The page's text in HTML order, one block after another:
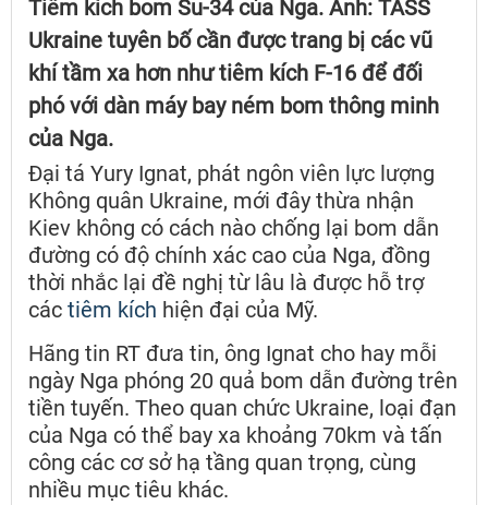
​​​​​​​Tiêm kích bom Su-34 của Nga. Ảnh: TASS
Ukraine tuyên bố cần được trang bị các vũ
khí tầm xa hơn như tiêm kích F-16 để đối
phó với dàn máy bay ném bom thông minh
của Nga.
Đại tá Yury Ignat, phát ngôn viên lực lượng
Không quân Ukraine, mới đây thừa nhận
Kiev không có cách nào chống lại bom dẫn
đường có độ chính xác cao của Nga, đồng
thời nhắc lại đề nghị từ lâu là được hỗ trợ
các tiêm kích hiện đại của Mỹ.
Hãng tin RT đưa tin, ông Ignat cho hay mỗi
ngày Nga phóng 20 quả bom dẫn đường trên
tiền tuyến. Theo quan chức Ukraine, loại đạn
của Nga có thể bay xa khoảng 70km và tấn
công các cơ sở hạ tầng quan trọng, cùng
nhiều mục tiêu khác.